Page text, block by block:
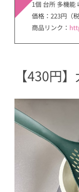
1個 台所 多機能
価格：223円（税
商品リンク：
【430円